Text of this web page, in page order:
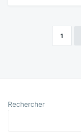
Pagination
1
Rechercher